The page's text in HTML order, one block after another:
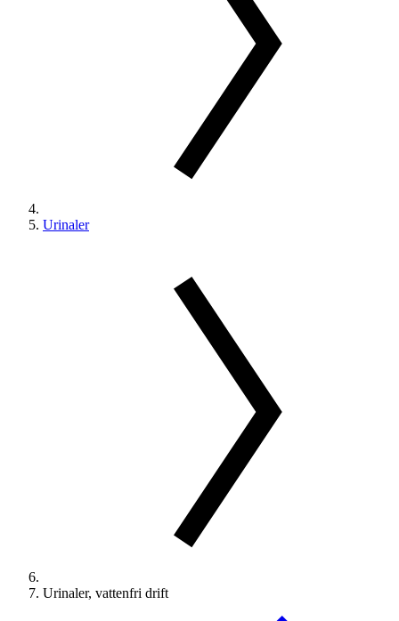
Urinaler
Urinaler, vattenfri drift